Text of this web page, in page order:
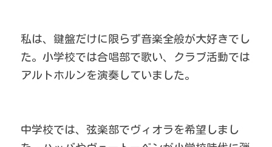
私は、鍵盤だけに限らず音楽全般が大好きでし
た。小学校では合唱部で歌い、クラブ活動では
アルトホルンを演奏していました。
中学校では、弦楽部でヴィオラを希望しまし